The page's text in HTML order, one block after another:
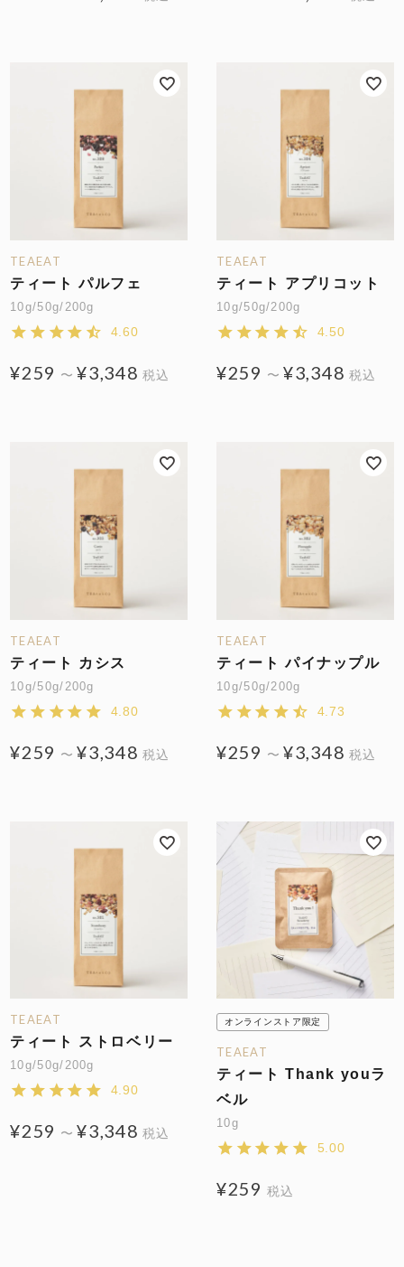
TEAEAT
ティート パルフェ
10g/50g/200g
4.60
¥259 〜 ¥3,348 税込
TEAEAT
ティート アプリコット
10g/50g/200g
4.50
¥259 〜 ¥3,348 税込
TEAEAT
ティート カシス
10g/50g/200g
4.80
¥259 〜 ¥3,348 税込
TEAEAT
ティート パイナップル
10g/50g/200g
4.73
¥259 〜 ¥3,348 税込
TEAEAT
ティート ストロベリー
10g/50g/200g
4.90
¥259 〜 ¥3,348 税込
オンラインストア限定
TEAEAT
ティート Thank youラ
ベル
10g
5.00
¥259 税込